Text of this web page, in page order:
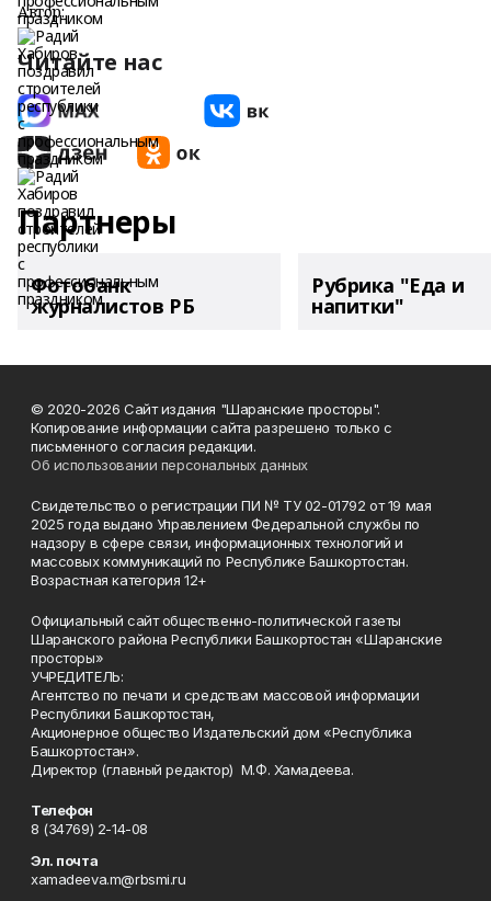
Автор:
Читайте нас
Партнеры
Фотобанк
журналистов РБ
Рубрика "Еда и
напитки"
© 2020-2026 Сайт издания "Шаранские просторы".
Копирование информации сайта разрешено только с
письменного согласия редакции.
Об использовании персональных данных
Свидетельство о регистрации ПИ № ТУ 02-01792 от 19 мая
2025 года выдано Управлением Федеральной службы по
надзору в сфере связи, информационных технологий и
массовых коммуникаций по Республике Башкортостан.
Возрастная категория 12+
Официальный сайт общественно-политической газеты
Шаранского района Республики Башкортостан «Шаранские
просторы»
УЧРЕДИТЕЛЬ:
Агентство по печати и средствам массовой информации
Республики Башкортостан,
Акционерное общество Издательский дом «Республика
Башкортостан».
Директор (главный редактор) М.Ф. Хамадеева.
Телефон
8 (34769) 2-14-08
Эл. почта
xamadeeva.m@rbsmi.ru